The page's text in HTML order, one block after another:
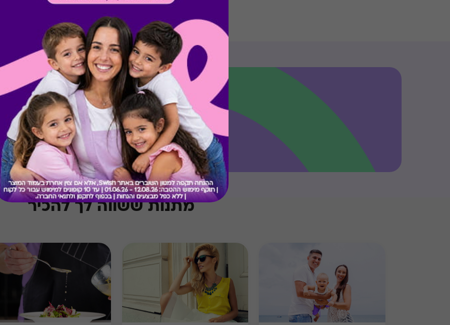
קיבלת מתנה כזו?
בירור יתרה בכרטיס
מתנות ששווה לך להכיר